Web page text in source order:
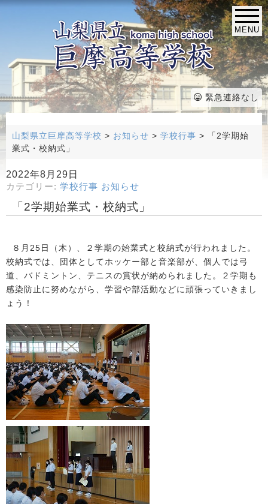
MENU
緊急連絡なし
山梨県立巨摩高等学校 > お知らせ > 学校行事 >
「2学期始
業式・校納式」
2022年8月29日
カテゴリー: 学校行事 お知らせ
「2学期始業式・校納式」
８月25日（木）、２学期の始業式と校納式が行われました。
校納式では、団体としてホッケー部と音楽部が、個人では弓
道、バドミントン、テニスの賞状が納められました。２学期も
感染防止に努めながら、学習や部活動などに頑張っていきまし
ょう！